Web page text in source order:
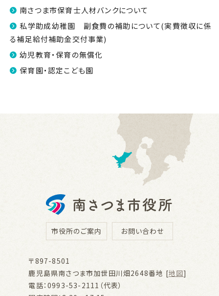
南さつま市保育士人材バンクについて
私学助成幼稚園 副食費の補助について(実費徴収に係
る補足給付補助金交付事業)
幼児教育・保育の無償化
保育園・認定こども園
市役所のご案内 お問い合わせ
〒897-8501
鹿児島県南さつま市加世田川畑2648番地 [地図]
電話：0993-53-2111（代表）